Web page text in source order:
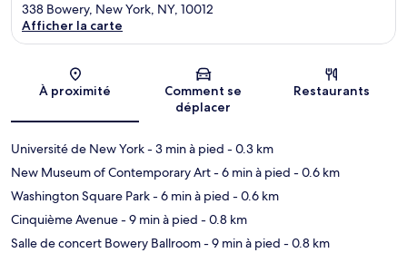
Carte
338 Bowery, New York, NY, 10012
Afficher la carte
À proximité
Comment se
déplacer
Restaurants
Université de New York- 3 min à pied - 0.3 km
New Museum of Contemporary Art- 6 min à pied - 0.6 km
Washington Square Park- 6 min à pied - 0.6 km
Cinquième Avenue- 9 min à pied - 0.8 km
Salle de concert Bowery Ballroom- 9 min à pied - 0.8 km